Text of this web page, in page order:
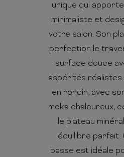
unique qui
minimaliste et
votre salon. Son
perfection le
surface douce
aspérités
en rondin, avec
moka chaleureux,
le plateau
équilibre
basse est idéale